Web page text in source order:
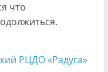
что
РЦДО «Радуга»